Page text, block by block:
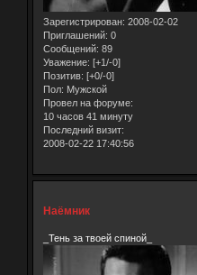
Зарегистрирован: 2008-02-02
Приглашений: 0
Сообщений: 89
Уважение: [+1/-0]
Позитив: [+0/-0]
Пол: Мужской
Провел на форуме:
10 часов 41 минуту
Последний визит:
2008-02-22 17:40:56
Наёмник
_Тень за твоей спиной_